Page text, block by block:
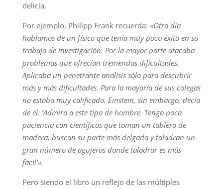
delicia.
Por ejemplo, Philipp Frank recuerda: «Otro día
hablamos de un físico que tenía muy poco éxito en su
trabajo de investigación. Por la mayor parte atacaba
problemas que ofrecían tremendas dificultades.
Aplicaba un penetrante análisis sólo para descubrir
más y más dificultades. Para la mayoría de sus colegas
no estaba muy calificado. Einstein, sin embargo, decía
de él: ‘Admiro a este tipo de hombre. Tengo poca
paciencia con científicos que toman un tablero de
madera, buscan su parte más delgada y taladran un
gran número de agujeros donde taladrar es más
fácil'».
Pero siendo el libro un reflejo de las múltiples